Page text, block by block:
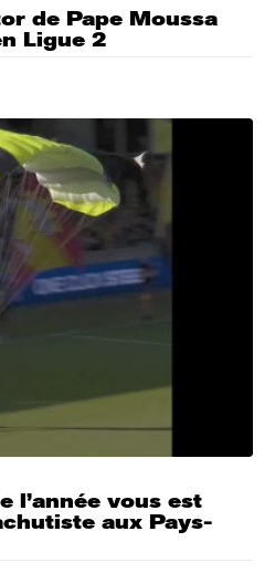
de Pape Moussa
Ligue 2
l’année vous est
aux Pays-